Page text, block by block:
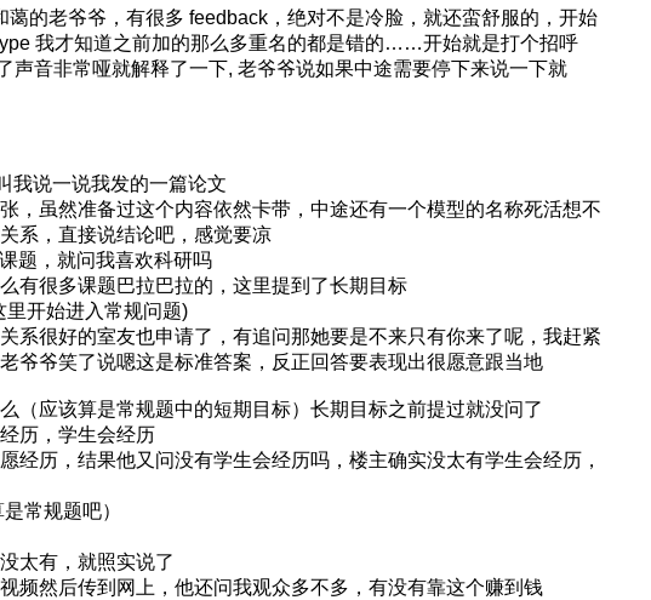
蔼的老爷爷，有很多 feedback，绝对不是冷脸，就还蛮舒服的，开始
我才知道之前加的那么多重名的都是错的……开始就是打个招呼
声音非常哑就解释了一下, 老爷爷说如果中途需要停下来说一下就
我说一说我发的一篇论文
，虽然准备过这个内容依然卡带，中途还有一个模型的名称死活想不
系，直接说结论吧，感觉要凉
题，就问我喜欢科研吗
有很多课题巴拉巴拉的，这里提到了长期目标
开始进入常规问题)
系很好的室友也申请了，有追问那她要是不来只有你来了呢，我赶紧
爷爷笑了说嗯这是标准答案，反正回答要表现出很愿意跟当地
（应该算是常规题中的短期目标）长期目标之前提过就没问了
历，学生会经历
经历，结果他又问没有学生会经历吗，楼主确实没太有学生会经历，
常规题吧）
太有，就照实说了
频然后传到网上，他还问我观众多不多，有没有靠这个赚到钱